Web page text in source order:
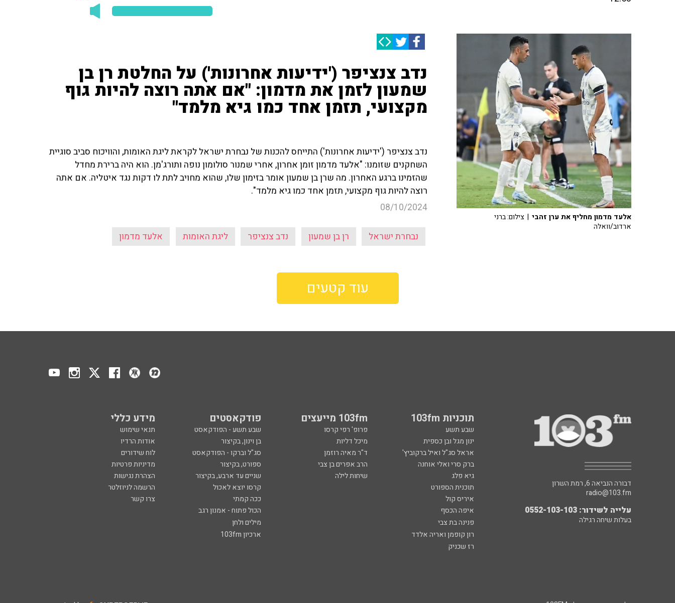
נדב צנציפר ('ידיעות אחרונות') על החלטת רן בן
שמעון לזמן את מדמון: "אם אתה רוצה להיות גוף
מקצועי, תזמן אחד כמו גיא מלמד"
נדב צנציפר ('ידיעות אחרונות') התייחס להכנות של נבחרת ישראל לקראת ליגת האומות, והוויכוח סביב סוגיית
השחקנים שזומנו: "אלעד מדמון זומן אחרון, אחרי שמנור סולומון נופה ותורג'מן. הוא היה ברירת מחדל
שהזמינו ברגע האחרון. מה שרן בן שמעון אומר בזימון שלו, שהוא מחויב לתת לו דקות נגד איטליה. אם אתה
רוצה להיות גוף מקצועי, תזמן אחד כמו גיא מלמד".
08/10/2024
נבחרת ישראל רן בן שמעון נדב צנציפר ליגת האומות אלעד מדמון
אלעד מדמון מחליף את ערן זהבי | צילום: ברני
ארדוב/וואלה
עוד קטעים
תוכניות 103fm 103fm מייעצים פודקאסטים מידע כללי
שבע תשע פרופ' רפי קרסו שבע תשע - הפודקאסט
תנאי שימוש
ינון מגל ובן כספית
מיכל דליות בן וינון, בקיצור
אודות הרדיו
אראל סג"ל ואיל ברקוביץ'
ד"ר מאיה רוזמן סג"ל וברקו - הפודקאסט
לוח שידורים
ברק סרי ואלי אוחנה
הרב אפרים בן צבי ספורט, בקיצור
מדיניות פרטיות
גיא פלג
שיחות לילה שניים עד ארבע, בקיצור
הצהרת נגישות
תוכנית הספורט
קרסו יוצא לאכול
הרשמה לניוזלטר
איריס קול
ככה קמתי
צרו קשר
איפה הכסף
הכול פתוח - אמנון רגב
פנינה בת צבי
מילים ולחן
רון קופמן ואריה אלדד
ארכיון 103fm
רז שכניק
דבורה הנביאה 6, רמת השרון
radio@103.fm
עלייה לשידור: 0552-103-103
בעלות שיחה רגילה